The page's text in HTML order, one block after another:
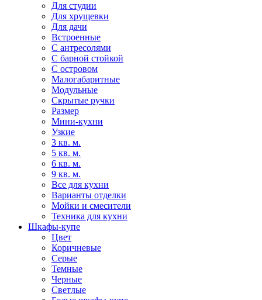
Для студии
Для хрущевки
Для дачи
Встроенные
С антресолями
С барной стойкой
С островом
Малогабаритные
Модульные
Скрытые ручки
Размер
Мини-кухни
Узкие
3 кв. м.
5 кв. м.
6 кв. м.
9 кв. м.
Все для кухни
Варианты отделки
Мойки и смесители
Техника для кухни
Шкафы-купе
Цвет
Коричневые
Серые
Темные
Черные
Светлые